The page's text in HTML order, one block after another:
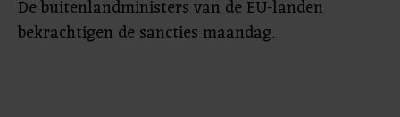
onze cookiepagina kun je ons cookiebeleid bekijken en je
gemaakte keuze altijd wijzigen of intrekken.
De buitenlandministers van de EU-landen
bekrachtigen de sancties maandag.